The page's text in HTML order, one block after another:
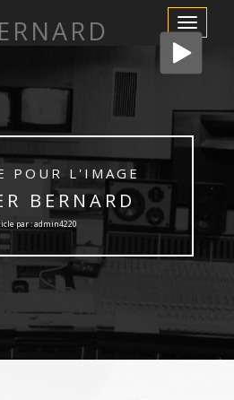
Afficher/
la
navigation
POUR L'IMAGE
BERNARD
par : admin4220